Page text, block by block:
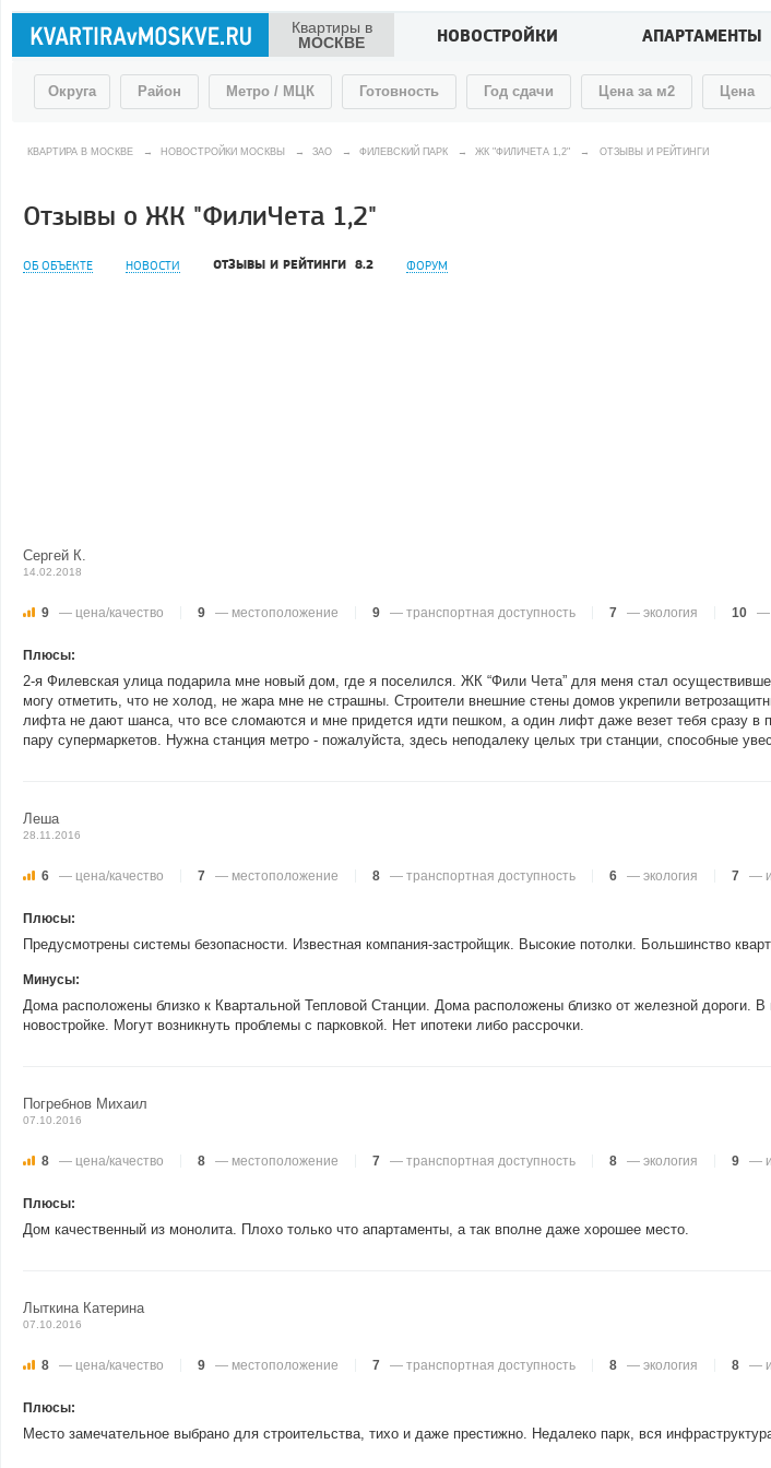
Квартиры в
МОСКВЕ
НОВОСТРОЙКИ АПАРТАМЕНТЫ
Округа Район Метро / МЦК Готовность Год сдачи Цена за м2 Цена
КВАРТИРА В МОСКВЕ → НОВОСТРОЙКИ МОСКВЫ → ЗАО → ФИЛЕВСКИЙ ПАРК → ЖК "ФИЛИЧЕТА 1,2" → ОТЗЫВЫ И РЕЙТИНГИ
Отзывы о ЖК "ФилиЧета 1,2"
ОБ ОБЪЕКТЕ НОВОСТИ ОТЗЫВЫ И РЕЙТИНГИ 8.2 ФОРУМ
Сергей К.
14.02.2018
9 — цена/качество 9 — местоположение 9 — транспортная доступность 7 — экология 10 —
Плюсы:
2-я Филевская улица подарила мне новый дом, где я поселился. ЖК “Фили Чета” для меня стал
могу отметить, что не холод, не жара мне не страшны. Строители внешние стены домов укрепили
лифта не дают шанса, что все сломаются и мне придется идти пешком, а один лифт даже везет тебя сразу в
пару супермаркетов. Нужна станция метро - пожалуйста, здесь неподалеку целых три станции, способные
Леша
28.11.2016
6 — цена/качество 7 — местоположение 8 — транспортная доступность 6 — экология 7 —
Плюсы:
Предусмотрены системы безопасности. Известная компания-застройщик. Высокие потолки. Большинство
Минусы:
Дома расположены близко к Квартальной Тепловой Станции. Дома расположены близко от железной дороги.
новостройке. Могут возникнуть проблемы с парковкой. Нет ипотеки либо рассрочки.
Погребнов Михаил
07.10.2016
8 — цена/качество 8 — местоположение 7 — транспортная доступность 8 — экология 9 —
Плюсы:
Дом качественный из монолита. Плохо только что апартаменты, а так вполне даже хорошее место.
Лыткина Катерина
07.10.2016
8 — цена/качество 9 — местоположение 7 — транспортная доступность 8 — экология 8 —
Плюсы:
Место замечательное выбрано для строительства, тихо и даже престижно. Недалеко парк, вся